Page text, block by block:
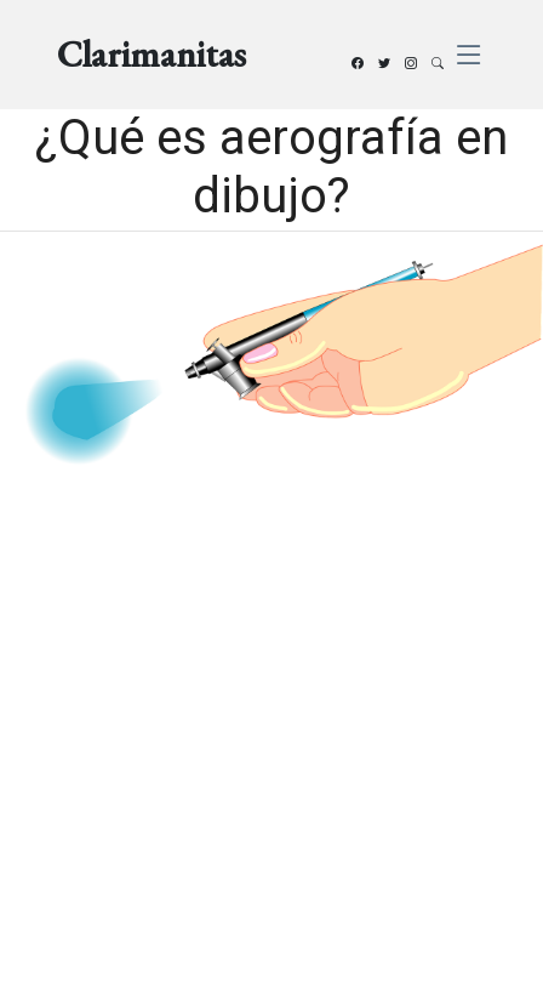
Clarimanitas
¿Qué es aerografía en
dibujo?